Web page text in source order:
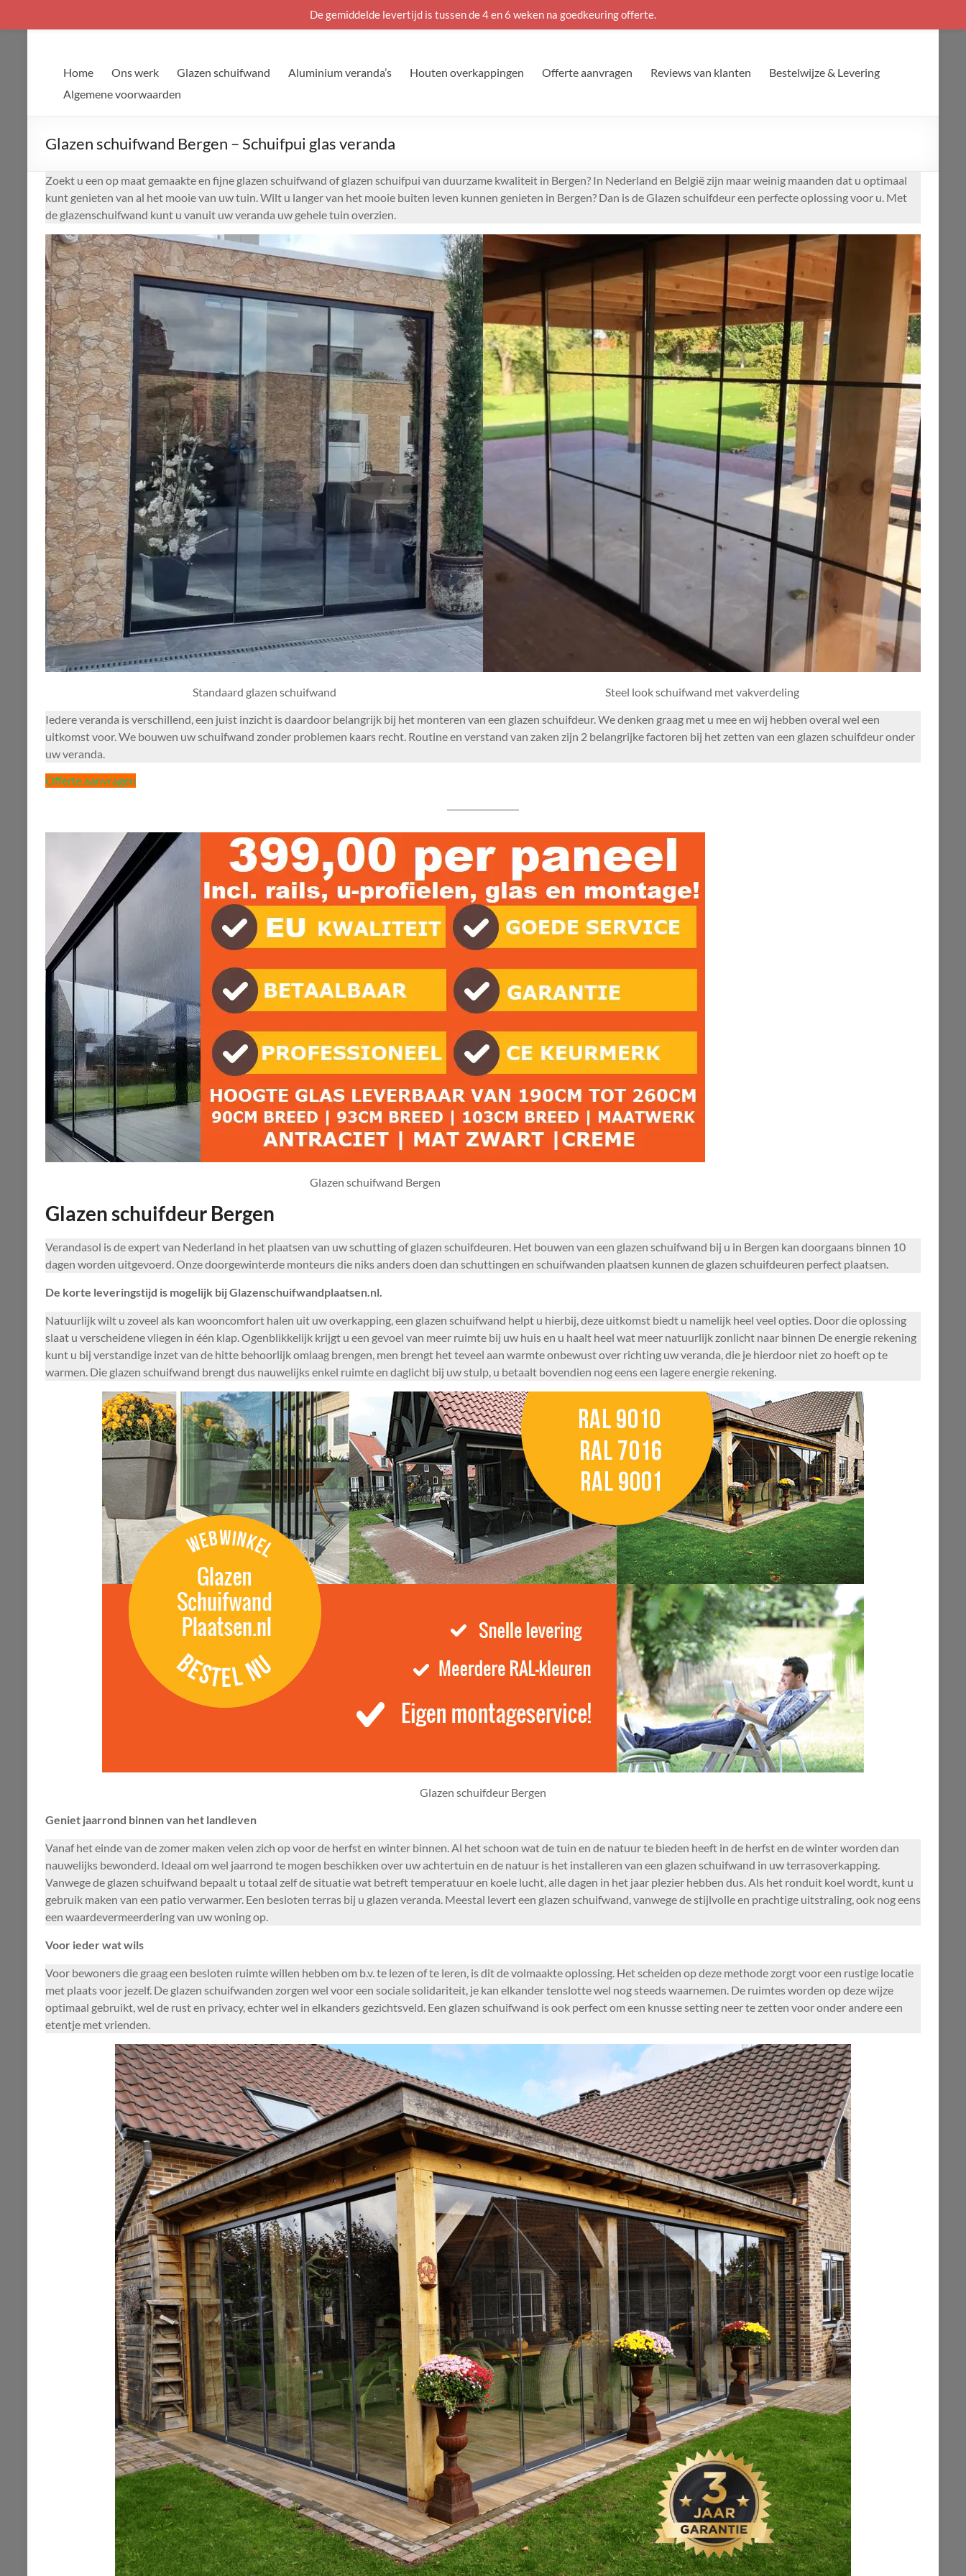
Home Ons werk Glazen schuifwand Aluminium veranda’s Houten overkappingen Offerte aanvragen Reviews van klanten
Bestelwijze & Levering
Algemene voorwaarden
Glazen schuifwand Bergen – Schuifpui glas veranda
Zoekt u een op maat gemaakte en fijne glazen schuifwand of glazen schuifpui van duurzame kwaliteit in Bergen? In Nederland en België zijn maar weinig maanden dat u optimaal
kunt genieten van al het mooie van uw tuin. Wilt u langer van het mooie buiten leven kunnen genieten in Bergen? Dan is de Glazen schuifdeur een perfecte oplossing voor u. Met
de glazenschuifwand kunt u vanuit uw veranda uw gehele tuin overzien.
Standaard glazen schuifwand
Steel look schuifwand met vakverdeling
Iedere veranda is verschillend, een juist inzicht is daardoor belangrijk bij het monteren van een glazen schuifdeur. We denken graag met u mee en wij hebben overal wel een
uitkomst voor. We bouwen uw schuifwand zonder problemen kaars recht. Routine en verstand van zaken zijn 2 belangrijke factoren bij het zetten van een glazen schuifdeur onder
uw veranda.
Offerte aanvragen
Glazen schuifwand Bergen
Glazen schuifdeur Bergen
Verandasol is de expert van Nederland in het plaatsen van uw schutting of glazen schuifdeuren. Het bouwen van een glazen schuifwand bij u in Bergen kan doorgaans binnen 10
dagen worden uitgevoerd. Onze doorgewinterde monteurs die niks anders doen dan schuttingen en schuifwanden plaatsen kunnen de glazen schuifdeuren perfect plaatsen.
De korte leveringstijd is mogelijk bij Glazenschuifwandplaatsen.nl.
Natuurlijk wilt u zoveel als kan wooncomfort halen uit uw overkapping, een glazen schuifwand helpt u hierbij, deze uitkomst biedt u namelijk heel veel opties. Door die oplossing
slaat u verscheidene vliegen in één klap. Ogenblikkelijk krijgt u een gevoel van meer ruimte bij uw huis en u haalt heel wat meer natuurlijk zonlicht naar binnen De energie rekening
kunt u bij verstandige inzet van de hitte behoorlijk omlaag brengen, men brengt het teveel aan warmte onbewust over richting uw veranda, die je hierdoor niet zo hoeft op te
warmen. Die glazen schuifwand brengt dus nauwelijks enkel ruimte en daglicht bij uw stulp, u betaalt bovendien nog eens een lagere energie rekening.
Glazen schuifdeur Bergen
Geniet jaarrond binnen van het landleven
Vanaf het einde van de zomer maken velen zich op voor de herfst en winter binnen. Al het schoon wat de tuin en de natuur te bieden heeft in de herfst en de winter worden dan
nauwelijks bewonderd. Ideaal om wel jaarrond te mogen beschikken over uw achtertuin en de natuur is het installeren van een glazen schuifwand in uw terrasoverkapping.
Vanwege de glazen schuifwand bepaalt u totaal zelf de situatie wat betreft temperatuur en koele lucht, alle dagen in het jaar plezier hebben dus. Als het ronduit koel wordt, kunt u
gebruik maken van een patio verwarmer. Een besloten terras bij u glazen veranda. Meestal levert een glazen schuifwand, vanwege de stijlvolle en prachtige uitstraling, ook nog eens
een waardevermeerdering van uw woning op.
Voor ieder wat wils
Voor bewoners die graag een besloten ruimte willen hebben om b.v. te lezen of te leren, is dit de volmaakte oplossing. Het scheiden op deze methode zorgt voor een rustige locatie
met plaats voor jezelf. De glazen schuifwanden zorgen wel voor een sociale solidariteit, je kan elkander tenslotte wel nog steeds waarnemen. De ruimtes worden op deze wijze
optimaal gebruikt, wel de rust en privacy, echter wel in elkanders gezichtsveld. Een glazen schuifwand is ook perfect om een knusse setting neer te zetten voor onder andere een
etentje met vrienden.
De gemiddelde levertijd is tussen de 4 en 6 weken na goedkeuring offerte.